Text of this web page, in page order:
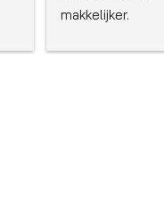
geproduceerd en